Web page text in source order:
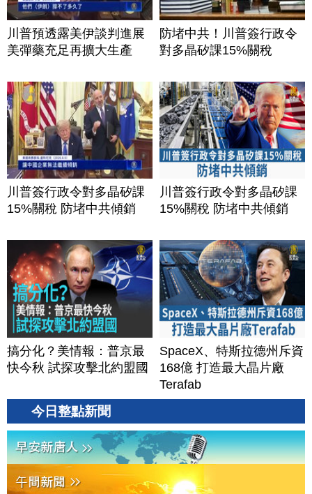
川普預透露美伊談判進展
美彈藥充足再擴大生產
防堵中共！川普簽行政令
對多晶矽課15%關稅
川普簽行政令對多晶矽課
15%關稅 防堵中共傾銷
川普簽行政令對多晶矽課
15%關稅 防堵中共傾銷
搞分化？美情報：普京最
快今秋 試探攻擊北約盟國
SpaceX、特斯拉德州斥資
168億 打造最大晶片廠
Terafab
今日整點新聞